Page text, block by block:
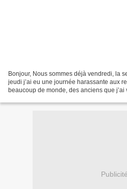
Bonjour, Nous sommes déjà vendredi, la
jeudi j’ai eu une journée harassante aux
beaucoup de monde, des anciens que j’ai
Publicité